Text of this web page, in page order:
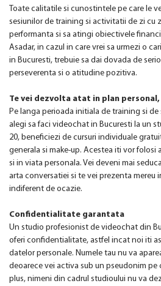
Toate calitatile si cunostintele pe care le
sesiunilor de training si activitatii de zi cu
performanta si sa atingi obiectivele
Asadar, in cazul in care vrei sa urmezi o
in Bucuresti, trebuie sa dai dovada de
perseverenta si o atitudine pozitiva.
Te vei dezvolta atat in plan
Pe langa perioada initiala de training si
alegi sa faci videochat in Bucuresti la un
20, beneficiezi de cursuri individuale
generala si make-up. Acestea iti vor
si in viata personala. Vei deveni mai
arta conversatiei si te vei prezenta mereu
indiferent de ocazie.
Confidentialitate garantata
Un studio profesionist de videochat din
oferi confidentialitate, astfel incat noi iti
datelor personale. Numele tau nu va
deoarece vei activa sub un pseudonim pe
plus, nimeni din cadrul studioului nu va